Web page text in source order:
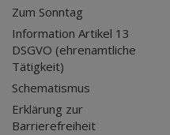
Zum Sonntag
Information Artikel 13
DSGVO (ehrenamtliche
Tätigkeit)
Schematismus
Erklärung zur
Barrierefreiheit